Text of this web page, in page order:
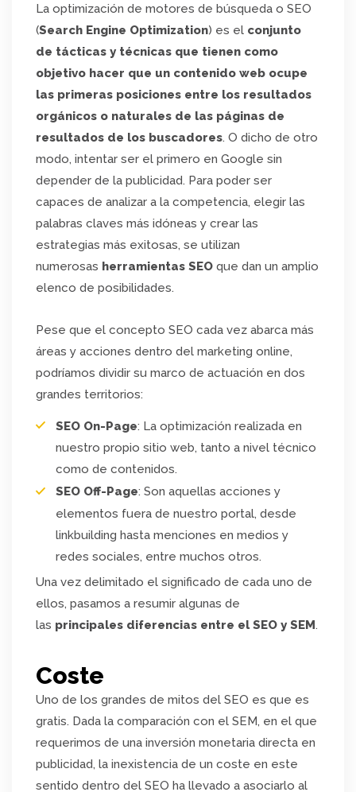
La optimización de motores de búsqueda o SEO
(Search Engine Optimization) es el conjunto
de tácticas y técnicas que tienen como
objetivo hacer que un contenido web ocupe
las primeras posiciones entre los resultados
orgánicos o naturales de las páginas de
resultados de los buscadores. O dicho de otro
modo, intentar ser el primero en Google sin
depender de la publicidad. Para poder ser
capaces de analizar a la competencia, elegir las
palabras claves más idóneas y crear las
estrategias más exitosas, se utilizan
numerosas herramientas SEO que dan un amplio
elenco de posibilidades.
Pese que el concepto SEO cada vez abarca más
áreas y acciones dentro del marketing online,
podríamos dividir su marco de actuación en dos
grandes territorios:
SEO On-Page: La optimización realizada en
nuestro propio sitio web, tanto a nivel técnico
como de contenidos.
SEO Off-Page: Son aquellas acciones y
elementos fuera de nuestro portal, desde
linkbuilding hasta menciones en medios y
redes sociales, entre muchos otros.
Una vez delimitado el significado de cada uno de
ellos, pasamos a resumir algunas de
las principales diferencias entre el SEO y SEM.
Coste
Uno de los grandes de mitos del SEO es que es
gratis. Dada la comparación con el SEM, en el que
requerimos de una inversión monetaria directa en
publicidad, la inexistencia de un coste en este
sentido dentro del SEO ha llevado a asociarlo al